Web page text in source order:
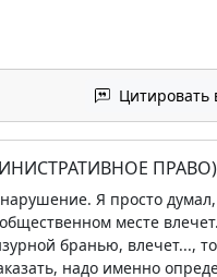
Цитировать
ПРАВО)
Я просто
месте
бранью, влечет...,
надо именно